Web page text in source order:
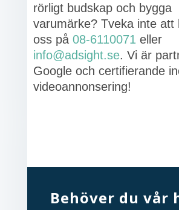
rörligt budskap och bygga
varumärke? Tveka inte att
oss på 08-6110071 eller
info@adsight.se. Vi är
Google och certifierande
videoannonsering!
Behöver du vår